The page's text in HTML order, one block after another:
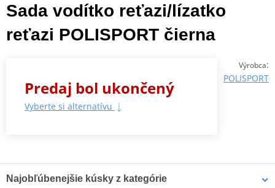
Sada vodítko reťazi/lízatko
reťazi POLISPORT čierna
Výrobca:
POLISPORT
Predaj bol ukončený
Vyberte si alternatívu
Najobľúbenejšie kúsky z kategórie